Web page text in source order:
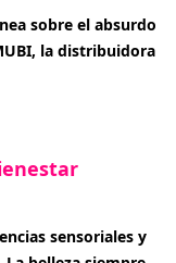
sobre el absurdo
la distribuidora
sensoriales y